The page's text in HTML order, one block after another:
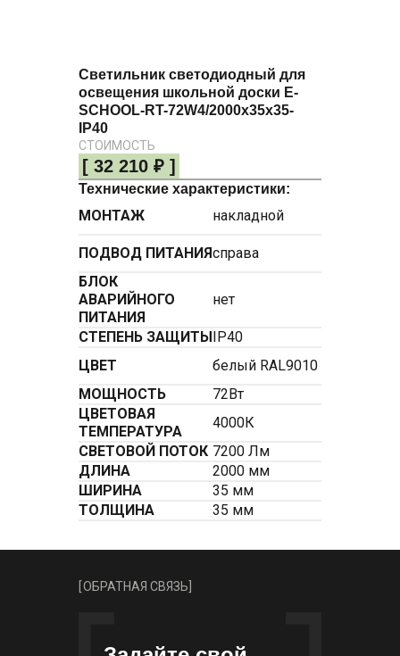
Светильник светодиодный для
освещения школьной доски E-
SCHOOL-RT-72W4/2000х35х35-
IP40
СТОИМОСТЬ
[ 32 210 ₽ ]
Технические характеристики:
МОНТАЖ накладной
ПОДВОД ПИТАНИЯсправа
БЛОК
АВАРИЙНОГО
ПИТАНИЯ
нет
СТЕПЕНЬ ЗАЩИТЫIP40
ЦВЕТ
белый RAL9010
МОЩНОСТЬ
72Вт
ЦВЕТОВАЯ
ТЕМПЕРАТУРА
4000К
СВЕТОВОЙ ПОТОК 7200 Лм
ДЛИНА
2000 мм
ШИРИНА
35 мм
ТОЛЩИНА
35 мм
ОБРАТНАЯ СВЯЗЬ